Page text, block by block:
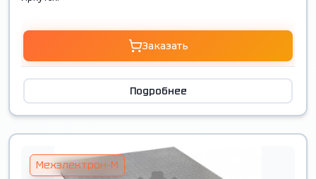
Заказать
Подробнее
Мехэлектрон-М